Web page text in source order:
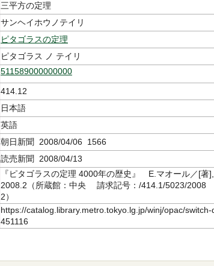
三平方の定理
サンヘイホウノテイリ
ピタゴラスの定理
ピタゴラス ノ テイリ
511589000000000
414.12
日本語
英語
朝日新聞 2008/04/06 1566
読売新聞 2008/04/13
『ピタゴラスの定理 4000年の歴史』 E.マオール／
2008.2（所蔵館：中央 請求記号：/414.1/5023/2008
2）
https://catalog.library.metro.tokyo.lg.jp/winj/opac/
451116